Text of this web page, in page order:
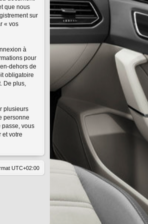
que nous
sur
« vos
à
pour
dehors de
obligatoire
De plus,
plusieurs
personne
passe, vous
et votre
UTC+02:00